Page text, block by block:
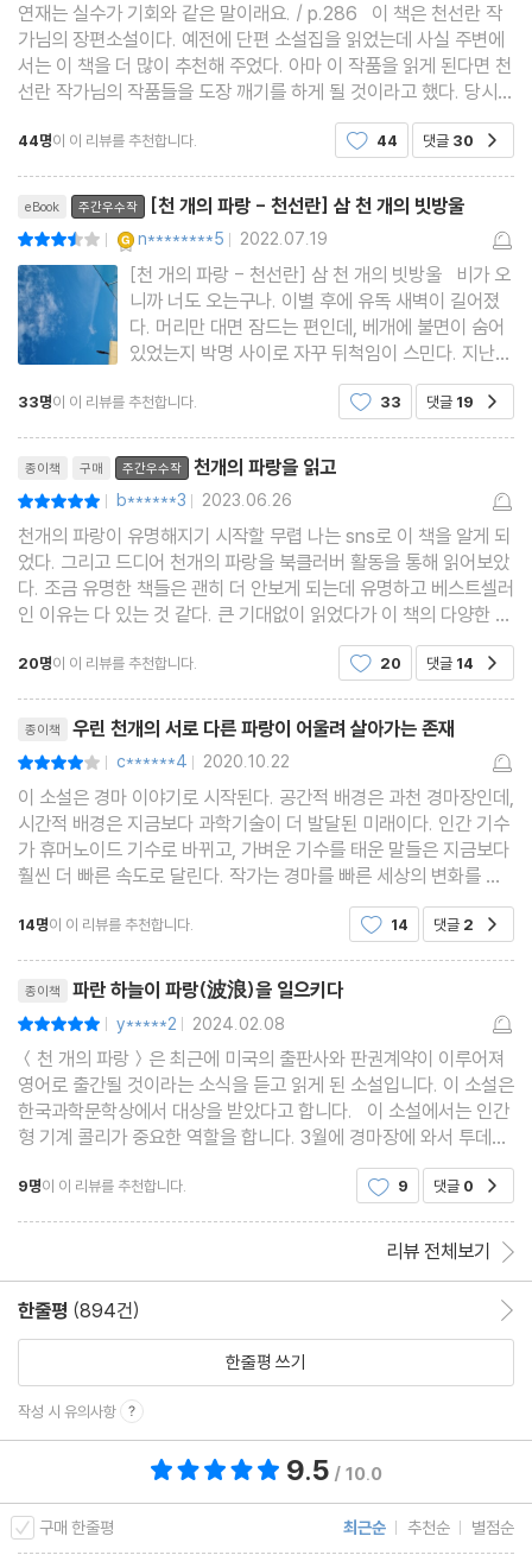
연재는 실수가 기회와 같은 말이래요. / p.286 이 책은 천선란 작
가님의 장편소설이다. 예전에 단편 소설집을 읽었는데 사실 주변에
서는 이 책을 더 많이 추천해 주었다. 아마 이 작품을 읽게 된다면 천
선란 작가님의 작품들을 도장 깨기를 하게 될 것이라고 했다. 당시 S
F 작가님 하면 김초엽 작가님을 많이 떠올렸는데 많이 언급이 된다
는 것에는 이유가 있을 것 같다는 생각
44명이 이 리뷰를 추천합니다. 44 댓글 30
eBook 주간우수작 [천 개의 파랑 - 천선란] 삼 천 개의 빗방울
| n********5 | 2022.07.19
[천 개의 파랑 - 천선란] 삼 천 개의 빗방울 비가 오
니까 너도 오는구나. 이별 후에 유독 새벽이 길어졌
다. 머리만 대면 잠드는 편인데, 베개에 불면이 숨어
있었는지 박명 사이로 자꾸 뒤척임이 스민다. 지난
밤 꿈에는 너의 모습이 말도 없이 제멋대로 찾아와
까만 밤과 새벽 틈 사이에서 눈을 떴다. 투두둑, 발코
니 철제 난간에 정신 없이 빗방울이 내려 춤추고 있
었다. 너와 나
33명이 이 리뷰를 추천합니다. 33 댓글 19
종이책 구매 주간우수작 천개의 파랑을 읽고
| b******3 | 2023.06.26
천개의 파랑이 유명해지기 시작할 무렵 나는 sns로 이 책을 알게 되
었다. 그리고 드디어 천개의 파랑을 북클러버 활동을 통해 읽어보았
다. 조금 유명한 책들은 괜히 더 안보게 되는데 유명하고 베스트셀러
인 이유는 다 있는 것 같다. 큰 기대없이 읽었다가 이 책의 다양한 매
기적으로 연관되어서 이야기가 흘러간
20명이 이 리뷰를 추천합니다. 20 댓글 14
종이책 우린 천개의 서로 다른 파랑이 어울려 살아가는 존재
| c******4 | 2020.10.22
이 소설은 경마 이야기로 시작된다. 공간적 배경은 과천 경마장인데,
시간적 배경은 지금보다 과학기술이 더 발달된 미래이다. 인간 기수
가 휴머노이드 기수로 바뀌고, 가벼운 기수를 태운 말들은 지금보다
훨씬 더 빠른 속도로 달린다. 작가는 경마를 빠른 세상의 변화를 대
변하는 모티브로 사용하었는데, 말의 입장에서 볼 때 왜 드렇게 더
빨리 달려야 하느냐?는 질문을 던지는 것 같
14명이 이 리뷰를 추천합니다. 14 댓글 2
종이책 파란 하늘이 파랑(波浪)을 일으키다
| y*****2 | 2024.02.08
＜천 개의 파랑＞은 최근에 미국의 출판사와 판권계약이 이루어져
영어로 출간될 것이라는 소식을 듣고 읽게 된 소설입니다. 이 소설은
한국과학문학상에서 대상을 받았다고 합니다. 이 소설에서는 인간
형 기계 콜리가 중요한 역할을 합니다. 3월에 경마장에 와서 투데이
라는 이름의 말과 함께 경마에 나선 기계 기수입니다. 현장에서 일할
때의 이름은 C-27이었는데 사고로 폐기되면
9명이 이 리뷰를 추천합니다. 9 댓글 0
리뷰 전체보기
한줄평 (894건)
한줄평 쓰기
작성 시 유의사항
9.5 / 10.0
구매 한줄평 최근순 추천순 별점순